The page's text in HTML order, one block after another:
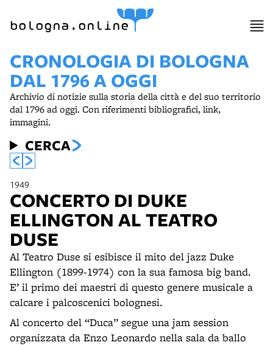
bologna.online
CRONOLOGIA DI BOLOGNA
DAL 1796 A OGGI
Archivio di notizie sulla storia della città e del suo territorio
dal 1796 ad oggi. Con riferimenti bibliografici, link,
immagini.
CERCA
1949
CONCERTO DI DUKE
ELLINGTON AL TEATRO
DUSE
Al Teatro Duse si esibisce il mito del jazz Duke
Ellington (1899-1974) con la sua famosa big band.
E’ il primo dei maestri di questo genere musicale a
calcare i palcoscenici bolognesi.
Al concerto del “Duca” segue una jam session
organizzata da Enzo Leonardo nella sala da ballo